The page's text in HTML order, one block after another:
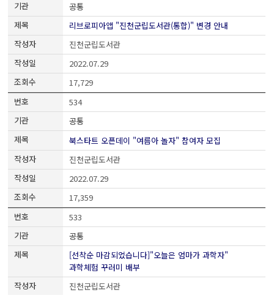
공통
리브로피아앱 "진천군립도서관(통합)" 변경 안내
진천군립도서관
2022.07.29
17,729
534
공통
북스타트 오픈데이 "여름아 놀자" 참여자 모집
진천군립도서관
2022.07.29
17,359
533
공통
[선착순 마감되었습니다]"오늘은 엄마가 과학자"
과학체험 꾸러미 배부
진천군립도서관